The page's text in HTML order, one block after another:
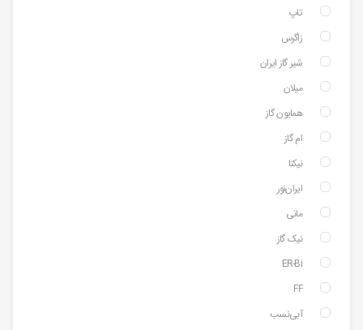
تاپ
زاگرس
شیر گاز ایران
میلان
همایون گاز
ام گاز
نیکتا
ایران‌نور
مانی
نیک گاز
ER-Bi
FF
آبی‌نسب